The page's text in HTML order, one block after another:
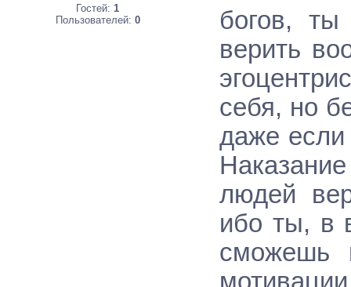
Гостей: 1
Пользователей: 0
богов,
верить
себя, но
даже
людей
ибо ты, в
сможешь